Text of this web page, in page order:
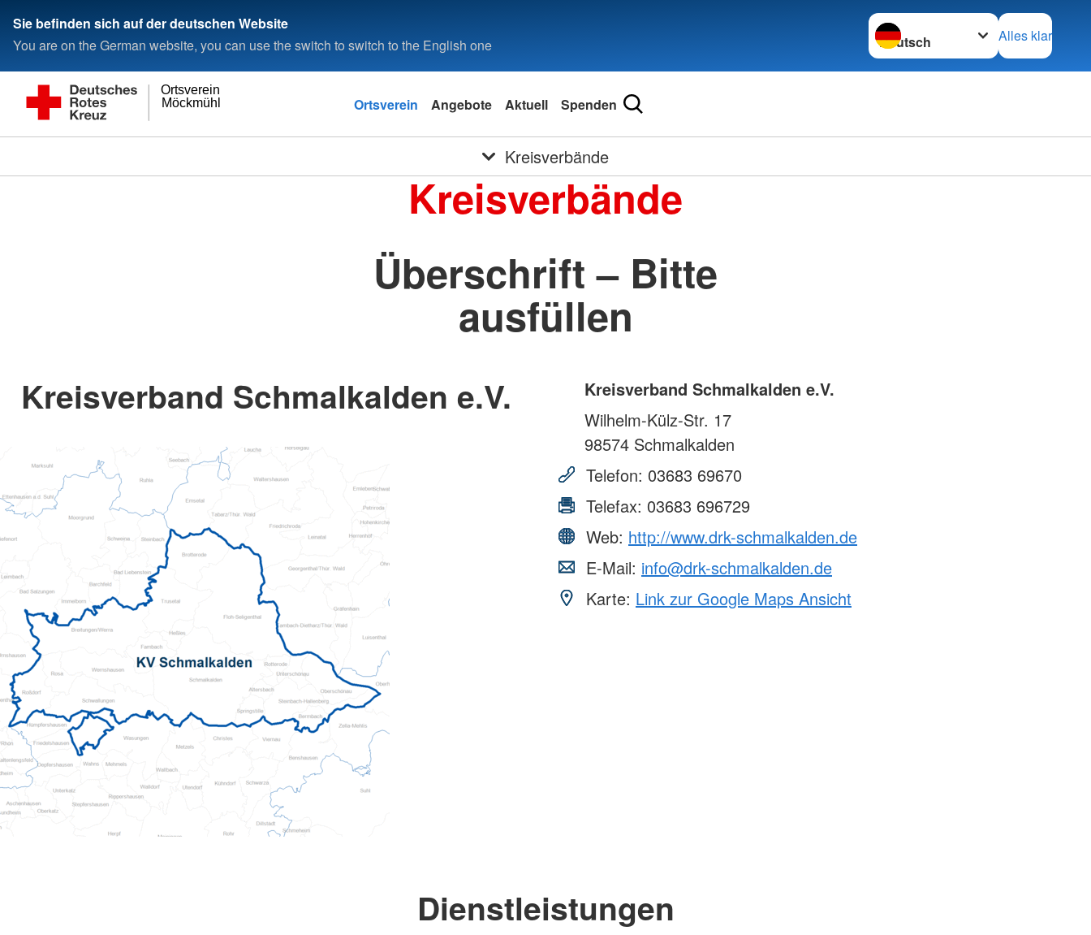
Sie befinden sich auf der deutschen Website
You are on the German website, you can use the switch to switch to the English one
Sprache wechseln zu
Alles klar
Möckmühl
Ortsverein
Ortsverein Angebote Aktuell Spenden
Kreisverbände
Kreisverbände
Überschrift – Bitte
ausfüllen
Kreisverband Schmalkalden e.V.
Kreisverband Schmalkalden e.V.
Wilhelm-Külz-Str. 17
98574 Schmalkalden
Telefon: 03683 69670
Telefax: 03683 696729
Web: http://www.drk-schmalkalden.de
E-Mail: info@drk-schmalkalden.de
Karte: Link zur Google Maps Ansicht
Dienstleistungen